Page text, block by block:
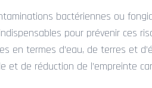
bactériennes ou
pour prévenir ces
termes d’eau, de terres et
de réduction de l’empreinte